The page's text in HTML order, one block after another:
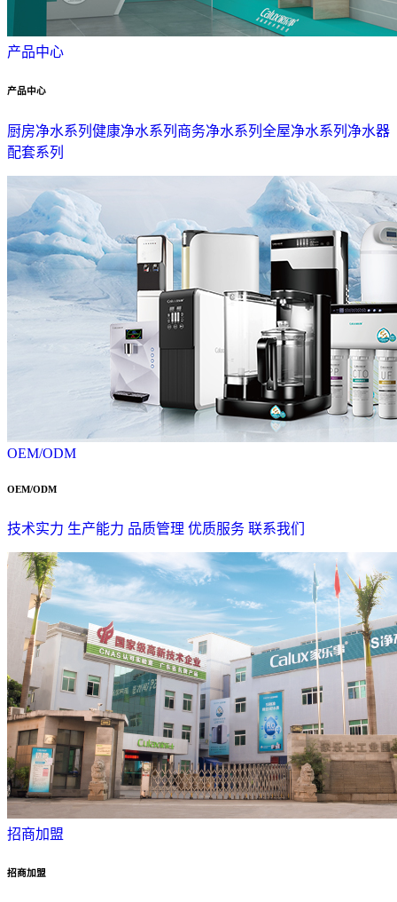
产品中心
产品中心
厨房净水系列 健康净水系列 商务净水系列 全屋净水系列 净水器
配套系列
OEM/ODM
OEM/ODM
技术实力 生产能力 品质管理 优质服务 联系我们
招商加盟
招商加盟